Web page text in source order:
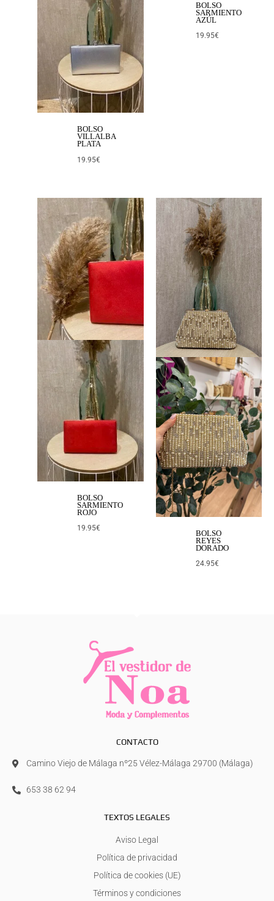
BOLSO
VILLALBA
PLATA
19.95€
BOLSO
SARMIENTO
AZÚL
19.95€
BOLSO
SARMIENTO
ROJO
19.95€
BOLSO
REYES
DORADO
24.95€
CONTACTO
Camino Viejo de Málaga nº25 Vélez-Málaga 29700 (Málaga)
653 38 62 94
TEXTOS LEGALES
Aviso Legal
Política de privacidad
Política de cookies (UE)
Términos y condiciones